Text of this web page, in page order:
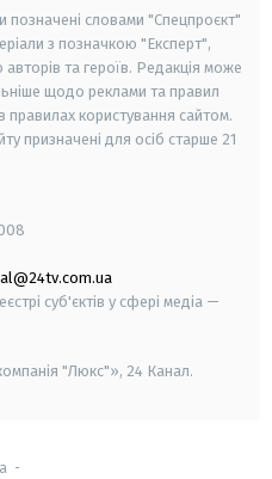
позначені словами "Спецпроєкт"
з позначкою "Експерт",
та героїв. Редакція може
щодо реклами та правил
користування сайтом.
призначені для осіб старше 21
суб'єктів у сфері медіа —
"Люкс"», 24 Канал.
-